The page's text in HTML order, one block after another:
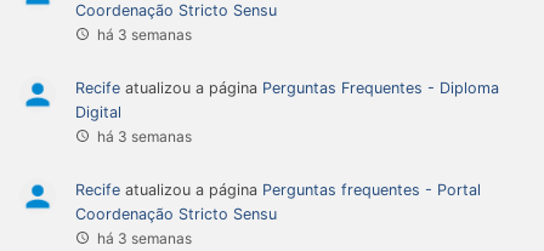
Coordenação Stricto Sensu
há 3 semanas
Recife atualizou a página Perguntas Frequentes - Diploma
Digital
há 3 semanas
Recife atualizou a página Perguntas frequentes - Portal
Coordenação Stricto Sensu
há 3 semanas